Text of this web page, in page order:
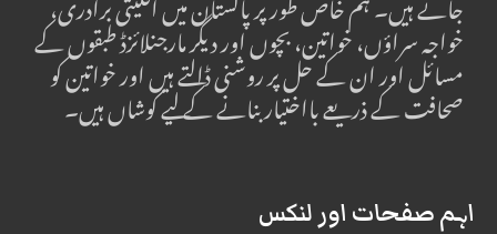
جاتے ہیں۔ ہم خاص طور پر پاکستان میں اقلیتی برادری،
خواجہ سراؤں، خواتین، بچوں اور دیگر مارجنلائزڈ طبقوں کے
مسائل اور ان کے حل پر روشنی ڈالتے ہیں اور خواتین کو
صحافت کے ذریعے بااختیار بنانے کے لیے کوشاں ہیں۔
اہم صفحات اور لنکس